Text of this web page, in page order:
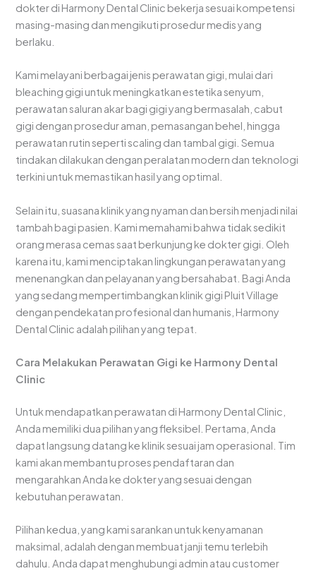
dokter di Harmony Dental Clinic bekerja sesuai kompetensi
masing-masing dan mengikuti prosedur medis yang
berlaku.
Kami melayani berbagai jenis perawatan gigi, mulai dari
bleaching gigi untuk meningkatkan estetika senyum,
perawatan saluran akar bagi gigi yang bermasalah, cabut
gigi dengan prosedur aman, pemasangan behel, hingga
perawatan rutin seperti scaling dan tambal gigi. Semua
tindakan dilakukan dengan peralatan modern dan teknologi
terkini untuk memastikan hasil yang optimal.
Selain itu, suasana klinik yang nyaman dan bersih menjadi nilai
tambah bagi pasien. Kami memahami bahwa tidak sedikit
orang merasa cemas saat berkunjung ke dokter gigi. Oleh
karena itu, kami menciptakan lingkungan perawatan yang
menenangkan dan pelayanan yang bersahabat. Bagi Anda
yang sedang mempertimbangkan klinik gigi Pluit Village
dengan pendekatan profesional dan humanis, Harmony
Dental Clinic adalah pilihan yang tepat.
Cara Melakukan Perawatan Gigi ke Harmony Dental
Clinic
Untuk mendapatkan perawatan di Harmony Dental Clinic,
Anda memiliki dua pilihan yang fleksibel. Pertama, Anda
dapat langsung datang ke klinik sesuai jam operasional. Tim
kami akan membantu proses pendaftaran dan
mengarahkan Anda ke dokter yang sesuai dengan
kebutuhan perawatan.
Pilihan kedua, yang kami sarankan untuk kenyamanan
maksimal, adalah dengan membuat janji temu terlebih
dahulu. Anda dapat menghubungi admin atau customer